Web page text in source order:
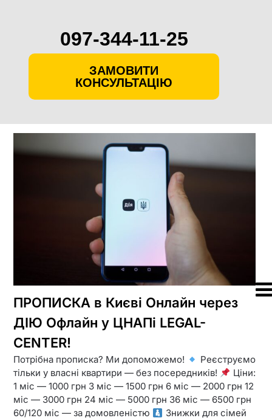
Skip
ПРОПИСКА в Києві Онлайн через
ДІЮ Офлайн у ЦНАПі LEGAL-
CENTER!
Потрібна прописка? Ми допоможемо!
Реєструємо
тільки у власні квартири — без посередників!
Ціни:
1 міс — 1000 грн 3 міс — 1500 грн 6 міс — 2000 грн 12
міс — 3000 грн 24 міс — 5000 грн 36 міс — 6500 грн
60/120 міс — за домовленістю
Знижки для сімей
097-344-11-25
ЗАМОВИТИ
КОНСУЛЬТАЦІЮ